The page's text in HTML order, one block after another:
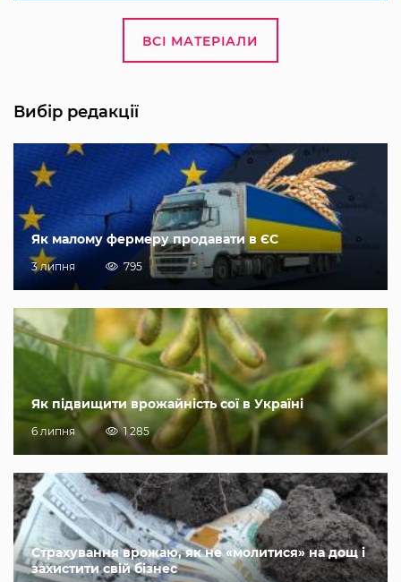
ВСІ МАТЕРІАЛИ
Вибір редакції
Як малому фермеру продавати в ЄС
3 липня 795
Як підвищити врожайність сої в Україні
6 липня 1 285
Страхування врожаю, як не «молитися» на дощ і
захистити свій бізнес